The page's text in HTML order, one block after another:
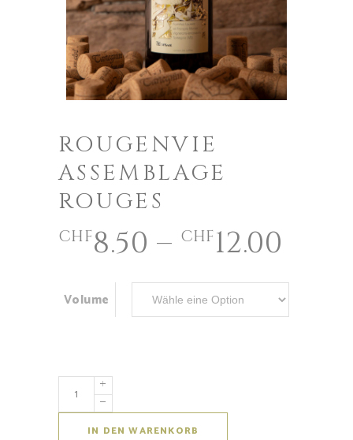
ROUGENVIE
ASSEMBLAGE
ROUGES
CHF8.50 – CHF12.00
Volume
IN DEN WARENKORB